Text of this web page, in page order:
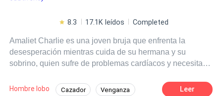
amor prohibido que cambiará sus vidas para siempre.
8.3 17.1K leídos Completed
Amaliet Charlie es una joven bruja que enfrenta la
desesperación mientras cuida de su hermana y su
sobrino, quien sufre de problemas cardíacos y necesita
Amaliet se ve forzada a tomar medidas drásticas y
Hombre lobo Cazador Venganza Leer